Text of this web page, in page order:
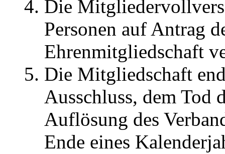
Die
Personen auf Antrag
Ehrenmitgliedschaft
Die Mitgliedschaft
Ausschluss, dem Tod
Auflösung des
Ende eines